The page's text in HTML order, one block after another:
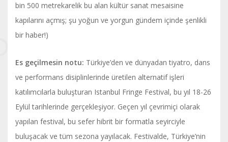
bin 500 metrekarelik bu alan kültür sanat mesaisine
kapılarını açmış; şu yoğun ve yorgun gündem içinde şenlikli
bir haber!)
Es geçilmesin notu: Türkiye’den ve dünyadan tiyatro, dans
ve performans disiplinlerinde üretilen alternatif işleri
katılımcılarla buluşturan Istanbul Fringe Festival, bu yıl 18-26
Eylül tarihlerinde gerçekleşiyor. Geçen yıl çevrimiçi olarak
yapılan festival, bu sefer hibrit bir formatla seyirciyle
buluşacak ve tüm sezona yayılacak. Festivalde, Türkiye’nin